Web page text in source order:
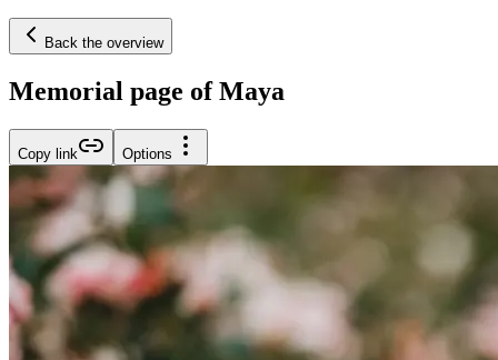
Back the overview
Memorial page of Maya
Copy link Options